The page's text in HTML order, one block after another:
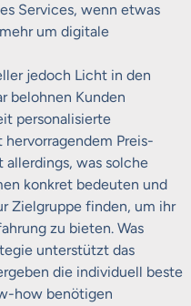
Services, wenn etwas
um digitale
jedoch Licht in den
belohnen Kunden
personalisierte
Preis-
allerdings, was solche
konkret bedeuten und
Zielgruppe finden, um ihr
zu bieten. Was
unterstützt das
die individuell beste
how benötigen